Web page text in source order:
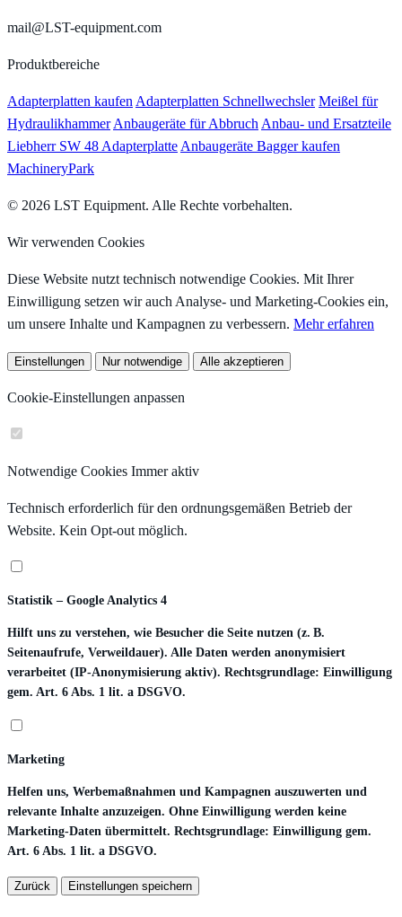
mail@LST-equipment.com
Produktbereiche
Adapterplatten kaufenAdapterplatten Schnellwechsler Meißel für
HydraulikhammerAnbaugeräte für AbbruchAnbau- und Ersatzteile
Liebherr SW 48 AdapterplatteAnbaugeräte Bagger kaufen
MachineryPark
© 2026 LST Equipment. Alle Rechte vorbehalten.
Wir verwenden Cookies
Diese Website nutzt technisch notwendige Cookies. Mit Ihrer
Einwilligung setzen wir auch Analyse- und Marketing-Cookies ein,
um unsere Inhalte und Kampagnen zu verbessern. Mehr erfahren
Einstellungen Nur notwendige Alle akzeptieren
Cookie-Einstellungen anpassen
Notwendige Cookies Immer aktiv
Technisch erforderlich für den ordnungsgemäßen Betrieb der
Website. Kein Opt-out möglich.
Statistik – Google Analytics 4
Hilft uns zu verstehen, wie Besucher die Seite nutzen (z. B.
Seitenaufrufe, Verweildauer). Alle Daten werden anonymisiert
verarbeitet (IP-Anonymisierung aktiv). Rechtsgrundlage: Einwilligung
gem. Art. 6 Abs. 1 lit. a DSGVO.
Marketing
Helfen uns, Werbemaßnahmen und Kampagnen auszuwerten und
relevante Inhalte anzuzeigen. Ohne Einwilligung werden keine
Marketing-Daten übermittelt. Rechtsgrundlage: Einwilligung gem.
Art. 6 Abs. 1 lit. a DSGVO.
Zurück Einstellungen speichern